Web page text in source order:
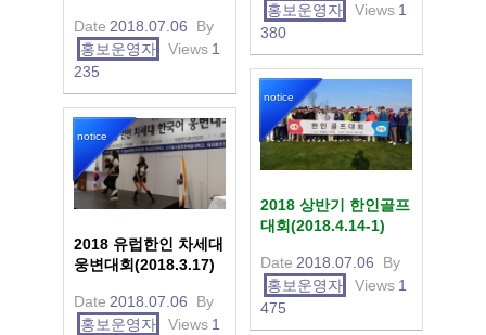
홍보운영자
Views 1
380
Date 2018.07.06
By
홍보운영자
Views 1
235
notice
2018 상반기 한인골프
대회(2018.4.14-1)
Date 2018.07.06
By
홍보운영자
Views 1
475
notice
2018 유럽한인 차세대
웅변대회(2018.3.17)
Date 2018.07.06
By
홍보운영자
Views 1